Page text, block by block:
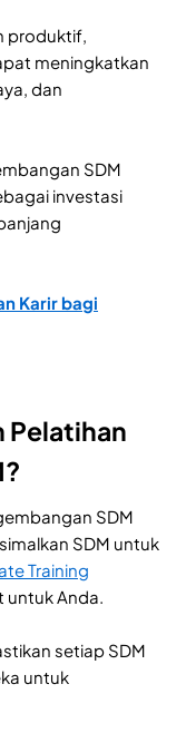
produktif,
meningkatkan
dan
SDM
investasi
Karir bagi
Pelatihan
SDM
SDM untuk
Training
untuk Anda.
setiap SDM
untuk